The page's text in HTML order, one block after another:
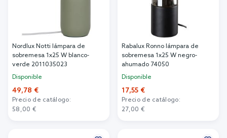
Nordlux Notti lámpara de
sobremesa 1x25 W blanco-
verde 2011035023
Disponible
49,78 €
Precio de catálogo:
58,00 €
Rabalux Ronno lámpara de
sobremesa 1x25 W negro-
ahumado 74050
Disponible
17,55 €
Precio de catálogo:
27,00 €